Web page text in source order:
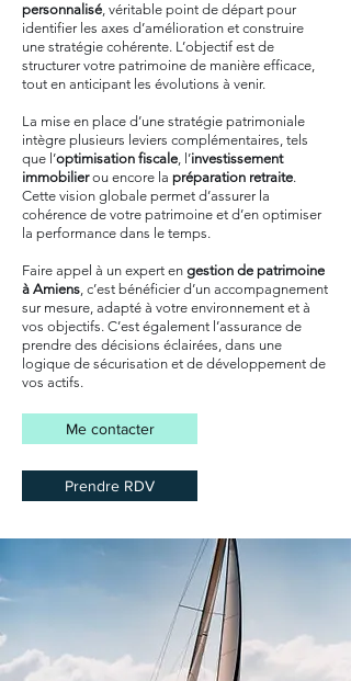
personnalisé, véritable point de départ pour
identifier les axes d’amélioration et construire
une stratégie cohérente. L’objectif est de
structurer votre patrimoine de manière efficace,
tout en anticipant les évolutions à venir.
La mise en place d’une stratégie patrimoniale
intègre plusieurs leviers complémentaires, tels
que l’optimisation fiscale, l’investissement
immobilierou encore la préparation retraite.
Cette vision globale permet d’assurer la
cohérence de votre patrimoine et d’en optimiser
la performance dans le temps.
Faire appel à un expert en gestion de patrimoine
à Amiens, c’est bénéficier d’un accompagnement
sur mesure, adapté à votre environnement et à
vos objectifs. C’est également l’assurance de
prendre des décisions éclairées, dans une
logique de sécurisation et de développement de
vos actifs.
Me contacter
Prendre RDV